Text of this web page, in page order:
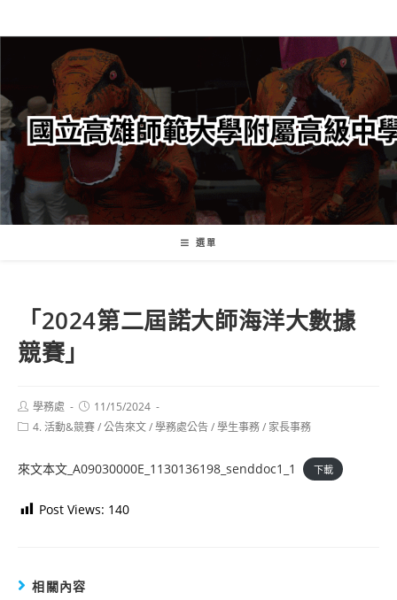
轉
要
內
容
選單
「2024第二屆諾大師海洋大數據
競賽」
Post
author:
學務處
Post
published:
11/15/2024
Post4. 活動&競賽/公告來文/學務處公告/學生事務/ 家長事務
來文本文_A09030000E_1130136198_senddoc1_1 下載
Post Views: 140
相關內容